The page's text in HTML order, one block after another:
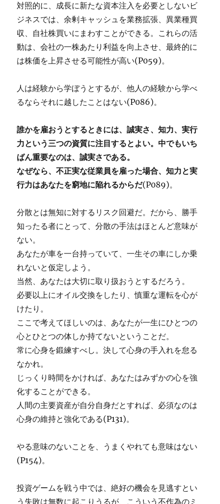
対照的に、成長に新たな資本注入を必要としないビ
ジネスでは、余剰キャッシュを業務拡張、異業種買
収、自社株買いにまわすことができる。これらの活
動は、会社の一株あたり利益を向上させ、最終的に
は株価を上昇させる可能性が高い(P059)。
人は経験から学ぼうとするが、他人の経験から学べ
るならそれに越したことはない(P086)。
誰かを雇おうとするときには、誠実さ、知力、実行
力という三つの資質に注目するとよい。中でもいち
ばん重要なのは、誠実さである。
なぜなら、不正実な従業員を雇った場合、知力と実
行力はあなたを窮地に陥れるからだ(P089)。
分散とは無知に対するリスク回避だ。だから、勝手
知ったる者にとって、分散の手法はほとんど意味が
ない。
あなたが車を一台持っていて、一生その車にしか乗
れないと仮定しよう。
当然、あなたは大切に取り扱おうとするだろう。
必要以上にオイル交換をしたり、慎重な運転を心が
けたり。
ここで考えてほしいのは、あなたが一生にひとつの
心とひとつの体しか持てないということだ。
常に心身を鍛練すべし。決して心身の手入れを怠る
なかれ。
じっくり時間をかければ、あなたはみずかの心を強
化することができる。
人間の主要資産が自分自身だとすれば、必須なのは
心身の維持と強化である(P131)。
やる意味のないことを、うまくやれても意味はない
(P154)。
投資ゲームを戦う中では、絶好の機会を見逃すとい
う失敗は無数に起こりうるが、こういう不作為のミ